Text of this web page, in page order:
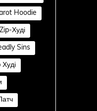
Hoodie
Zip-Худі
Sins
Худі